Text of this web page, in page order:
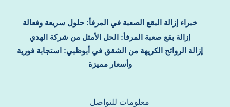
خبراء إزالة البقع الصعبة في المرفأ: حلول سريعة وفعالة
إزالة بقع صعبة المرفأ: الحل الأمثل من شركة الهدي
إزالة الروائح الكريهة من الشقق في أبوظبي: استجابة فورية
وأسعار مميزة
معلومات للتواصل